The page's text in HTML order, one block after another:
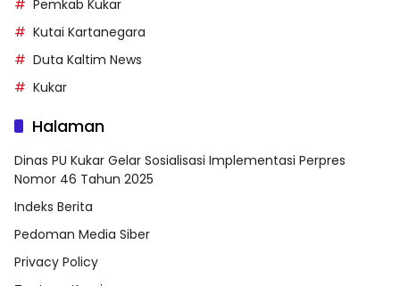
Pemkab Kukar
Kutai Kartanegara
Duta Kaltim News
Kukar
Halaman
Dinas PU Kukar Gelar Sosialisasi Implementasi Perpres
Nomor 46 Tahun 2025
Indeks Berita
Pedoman Media Siber
Privacy Policy